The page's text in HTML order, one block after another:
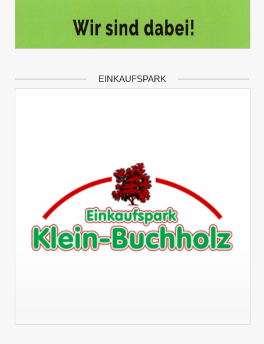
EINKAUFSPARK